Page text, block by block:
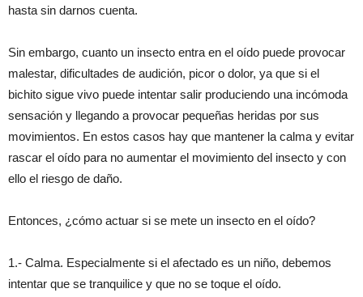
hasta sin darnos cuenta.
Sin embargo, cuanto un insecto entra en el oído puede provocar
malestar, dificultades de audición, picor o dolor, ya que si el
bichito sigue vivo puede intentar salir produciendo una incómoda
sensación y llegando a provocar pequeñas heridas por sus
movimientos. En estos casos hay que mantener la calma y evitar
rascar el oído para no aumentar el movimiento del insecto y con
ello el riesgo de daño.
Entonces, ¿cómo actuar si se mete un insecto en el oído?
1.- Calma. Especialmente si el afectado es un niño, debemos
intentar que se tranquilice y que no se toque el oído.